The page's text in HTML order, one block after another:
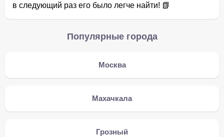
в следующий раз его было легче найти! 📗
Популярные города
Москва
Махачкала
Грозный